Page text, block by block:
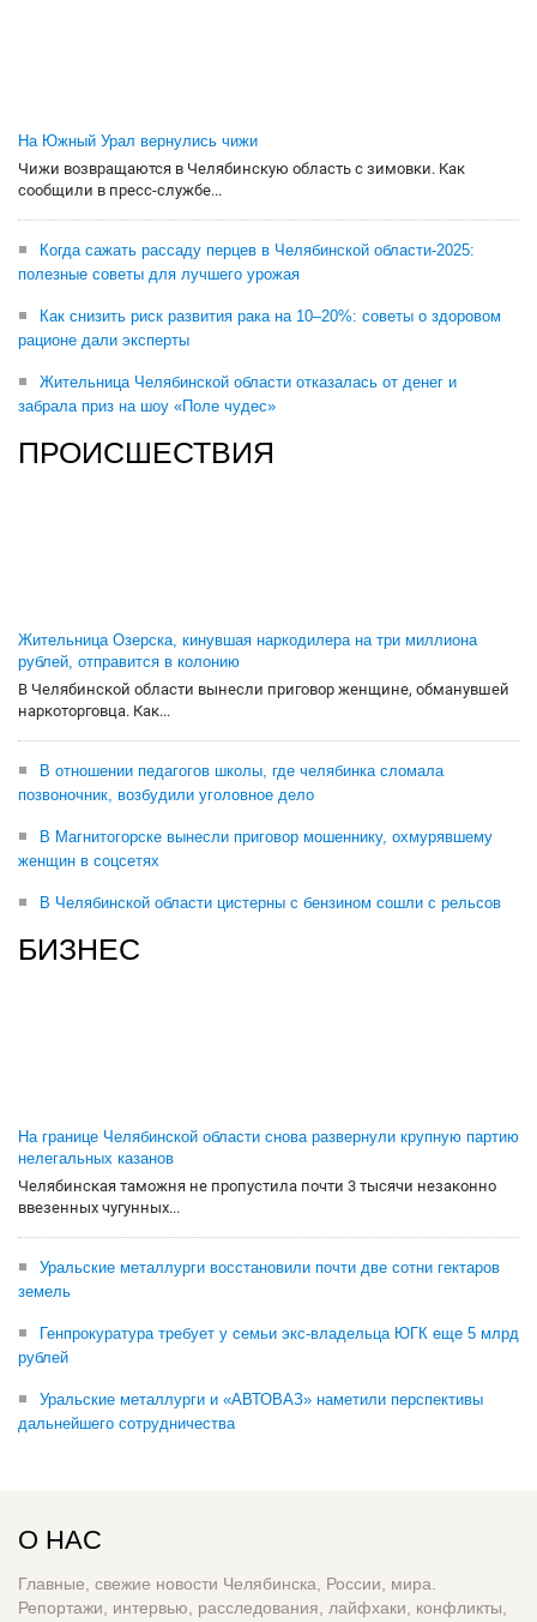
На Южный Урал вернулись чижи
Чижи возвращаются в Челябинскую область с зимовки. Как
сообщили в пресс-службе...
Когда сажать рассаду перцев в Челябинской области-2025:
полезные советы для лучшего урожая
Как снизить риск развития рака на 10–20%: советы о здоровом
рационе дали эксперты
Жительница Челябинской области отказалась от денег и
забрала приз на шоу «Поле чудес»
ПРОИСШЕСТВИЯ
Жительница Озерска, кинувшая наркодилера на три миллиона
рублей, отправится в колонию
В Челябинской области вынесли приговор женщине, обманувшей
наркоторговца. Как...
В отношении педагогов школы, где челябинка сломала
позвоночник, возбудили уголовное дело
В Магнитогорске вынесли приговор мошеннику, охмурявшему
женщин в соцсетях
В Челябинской области цистерны с бензином сошли с рельсов
БИЗНЕС
На границе Челябинской области снова развернули крупную партию
нелегальных казанов
Челябинская таможня не пропустила почти 3 тысячи незаконно
ввезенных чугунных...
Уральские металлурги восстановили почти две сотни гектаров
земель
Генпрокуратура требует у семьи экс-владельца ЮГК еще 5 млрд
рублей
Уральские металлурги и «АВТОВАЗ» наметили перспективы
дальнейшего сотрудничества
О НАС
Главные, свежие новости Челябинска, России, мира.
Репортажи, интервью, расследования, лайфхаки, конфликты,